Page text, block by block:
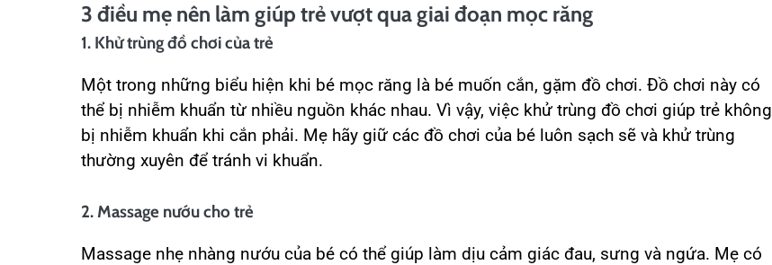
3 điều mẹ nên làm giúp trẻ vượt qua giai đoạn mọc răng
1. Khử trùng đồ chơi của trẻ
Một trong những biểu hiện khi bé mọc răng là bé muốn cắn, gặm đồ chơi. Đồ chơi này có
thể bị nhiễm khuẩn từ nhiều nguồn khác nhau. Vì vậy, việc khử trùng đồ chơi giúp trẻ không
bị nhiễm khuẩn khi cắn phải. Mẹ hãy giữ các đồ chơi của bé luôn sạch sẽ và khử trùng
thường xuyên để tránh vi khuẩn.
2. Massage nướu cho trẻ
Massage nhẹ nhàng nướu của bé có thể giúp làm dịu cảm giác đau, sưng và ngứa. Mẹ có